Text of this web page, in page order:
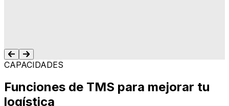
CAPACIDADES
Funciones de TMS para mejorar tu
logística